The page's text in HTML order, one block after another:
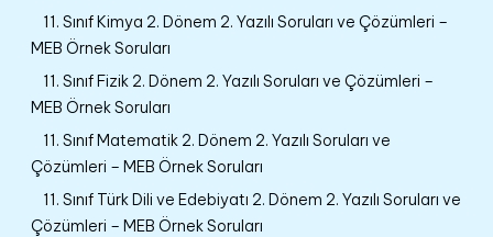
11. Sınıf Kimya 2. Dönem 2. Yazılı Soruları ve Çözümleri –
MEB Örnek Soruları
11. Sınıf Fizik 2. Dönem 2. Yazılı Soruları ve Çözümleri –
MEB Örnek Soruları
11. Sınıf Matematik 2. Dönem 2. Yazılı Soruları ve
Çözümleri – MEB Örnek Soruları
11. Sınıf Türk Dili ve Edebiyatı 2. Dönem 2. Yazılı Soruları ve
Çözümleri – MEB Örnek Soruları